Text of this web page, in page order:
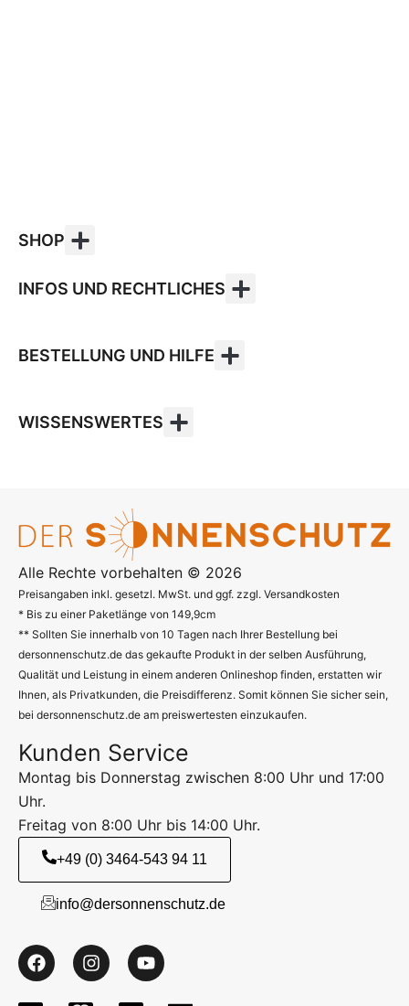
SHOP
INFOS UND RECHTLICHES
BESTELLUNG UND HILFE
WISSENSWERTES
Alle Rechte vorbehalten © 2026
Preisangaben inkl. gesetzl. MwSt. und ggf. zzgl. Versandkosten
* Bis zu einer Paketlänge von 149,9cm
** Sollten Sie innerhalb von 10 Tagen nach Ihrer Bestellung bei
dersonnenschutz.de das gekaufte Produkt in der selben Ausführung,
Qualität und Leistung in einem anderen Onlineshop finden, erstatten wir
Ihnen, als Privatkunden, die Preisdifferenz. Somit können Sie sicher sein,
bei dersonnenschutz.de am preiswertesten einzukaufen.
Kunden Service
Montag bis Donnerstag zwischen 8:00 Uhr und 17:00
Uhr.
Freitag von 8:00 Uhr bis 14:00 Uhr.
+49 (0) 3464-543 94 11
info@dersonnenschutz.de